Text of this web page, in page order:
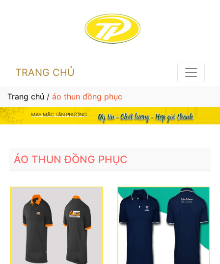
TRANG CHỦ
Trang chủ / áo thun đồng phục
ÁO THUN ĐỒNG PHỤC